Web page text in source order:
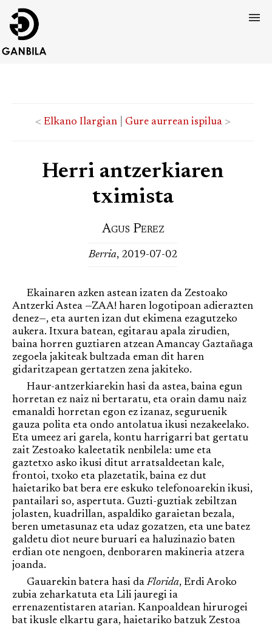
< Elkano Ilargian Gure aurrean ispilua >
Herri antzerkiaren
tximista
Agus Perez
Berria, 2019-07-02
Ekainaren azken astean izaten da Zestoako
Antzerki Astea —ZAA! haren logotipoan adierazten
denez—, eta aurten izan dut ekimena ezagutzeko
aukera. Itxura batean, egitarau apala zirudien,
baina horren guztiaren atzean Amancay Gaztañaga
zegoela jakiteak bultzada eman dit haren
gidaritzapean gertatzen zena jakiteko.
Haur-antzerkiarekin hasi da astea, baina egun
horretan ez naiz ni bertaratu, eta orain damu naiz
emanaldi horretan egon ez izanaz, seguruenik
gauza polita eta ondo antolatua ikusi nezakeelako.
Eta umeez ari garela, kontu harrigarri bat gertatu
zait Zestoako kaleetatik nenbilela: ume eta
gaztetxo asko ikusi ditut arratsaldeetan kale,
frontoi, txoko eta plazetatik, baina ez dut
haietariko bat bera ere eskuko telefonoarekin ikusi,
pantailari so, aspertuta. Guzti-guztiak zebiltzan
jolasten, kuadrillan, aspaldiko garaietan bezala,
beren umetasunaz eta udaz gozatzen, eta une batez
galdetu diot neure buruari ea haluzinazio baten
erdian ote nengoen, denboraren makineria atzera
joanda.
Gauarekin batera hasi daFlorida, Erdi Aroko
zubia zeharkatuta eta Lili jauregi ia
errenazentistaren atarian. Kanpoaldean hirurogei
bat ikusle elkartu gara, haietariko batzuk Zestoa